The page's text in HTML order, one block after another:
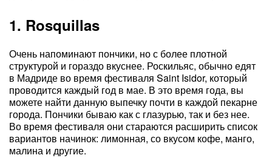
1. Rosquillas
Очень напоминают пончики, но с более плотной
структурой и гораздо вкуснее. Роскильяс, обычно едят
в Мадриде во время фестиваля Saint Isidor, который
проводится каждый год в мае. В это время года, вы
можете найти данную выпечку почти в каждой пекарне
города. Пончики бываю как с глазурью, так и без нее.
Во время фестиваля они стараются расширить список
вариантов начинок: лимонная, со вкусом кофе, манго,
малина и другие.